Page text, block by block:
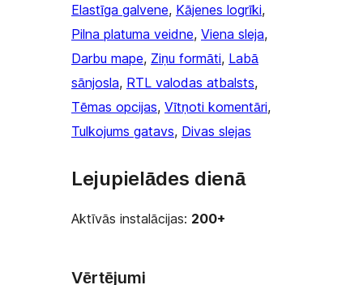
Elastīga galvene, Kājenes logrīki
Pilna platuma veidne, Viena sleja
Darbu mape, Ziņu formāti, Labā
sānjosla, RTL valodas atbalsts
Tēmas opcijas, Vītņoti komentāri
Tulkojums gatavs, Divas slejas
Lejupielādes dienā
Aktīvās instalācijas: 200+
Vērtējumi